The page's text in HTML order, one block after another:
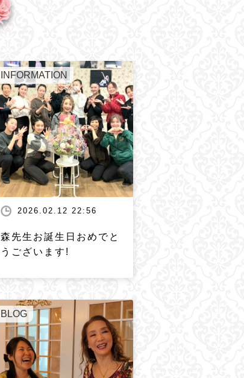
INFORMATION
2026.02.12 22:56
森先生お誕生日おめでと
うございます!
BLOG